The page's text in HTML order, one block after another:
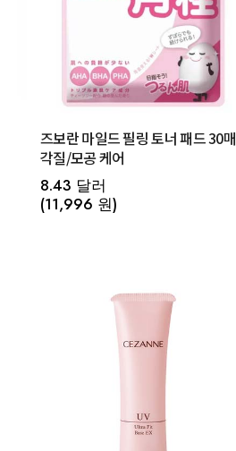
즈보란 마일드 필링 토너 패드 30매
각질/모공 케어
8.43 달러
(11,996 원)